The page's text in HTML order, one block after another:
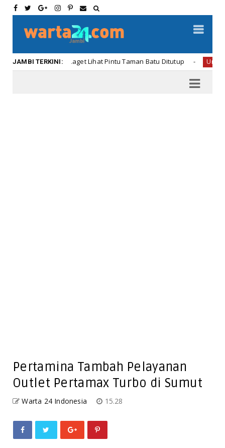
JAMBI TERKINI:
dan Oneng Kaget Lihat Pintu Taman Batu Ditutup
Pertamina Tambah Pelayanan
Outlet Pertamax Turbo di Sumut
Warta 24 Indonesia 15.28